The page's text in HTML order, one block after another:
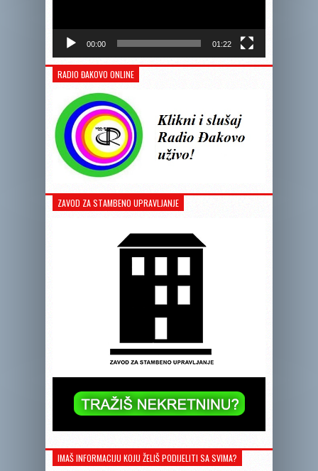
00:00 01:22
RADIO ĐAKOVO ONLINE
ZAVOD ZA STAMBENO UPRAVLJANJE
IMAŠ INFORMACIJU KOJU ŽELIŠ PODIJELITI SA SVIMA?